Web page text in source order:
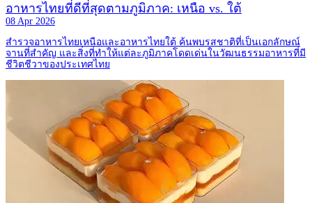
อาหารไทยที่ดีที่สุดตามภูมิภาค: เหนือ vs. ใต้
08 Apr 2026
สำรวจอาหารไทยเหนือและอาหารไทยใต้ ค้นพบรสชาติที่เป็นเอกลักษณ์
จานที่สำคัญ และสิ่งที่ทำให้แต่ละภูมิภาคโดดเด่นในวัฒนธรรมอาหารที่มี
ชีวิตชีวาของประเทศไทย